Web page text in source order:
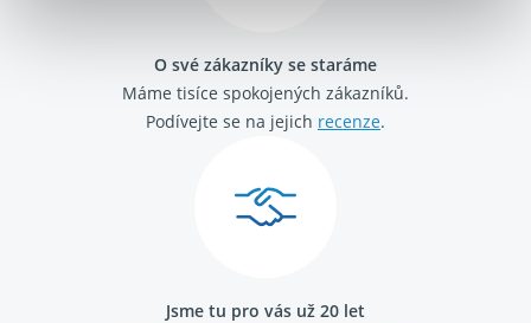
O své zákazníky se staráme
Máme tisíce spokojených zákazníků.
Podívejte se na jejich recenze.
Jsme tu pro vás už 20 let